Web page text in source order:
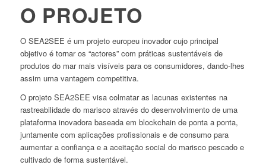
O PROJETO
O SEA2SEE é um projeto europeu inovador cujo principal
objetivo é tornar os “actores” com práticas sustentáveis de
produtos do mar mais visíveis para os consumidores, dando-lhes
assim uma vantagem competitiva.
O projeto SEA2SEE visa colmatar as lacunas existentes na
rastreabilidade do marisco através do desenvolvimento de uma
plataforma inovadora baseada em blockchain de ponta a ponta,
juntamente com aplicações profissionais e de consumo para
aumentar a confiança e a aceitação social do marisco pescado e
cultivado de forma sustentável.